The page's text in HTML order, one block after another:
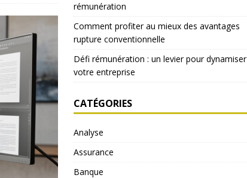
rémunération
Comment profiter au mieux des avantages
rupture conventionnelle
Défi rémunération : un levier pour dynamiser
votre entreprise
CATÉGORIES
Analyse
Assurance
Banque